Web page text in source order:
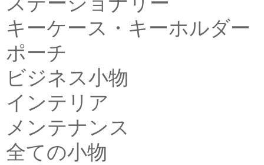
キーケース・キーホルダー
ポーチ
ビジネス小物
インテリア
メンテナンス
全ての小物